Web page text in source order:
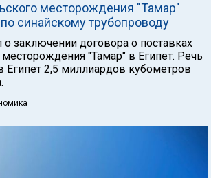
месторождения "Тамар"
синайскому трубопроводу
о заключении договора о поставках
месторождения "Тамар" в Египет. Речь
Египет 2,5 миллиардов кубометров